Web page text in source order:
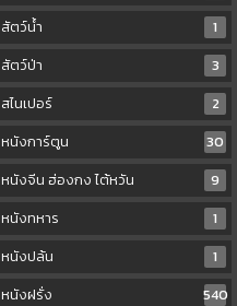
สัตว์น้ำ
1
สัตว์ป่า
3
สไนเปอร์
2
หนังการ์ตูน
30
หนังจีน ฮ่องกง ไต้หวัน
9
หนังทหาร
1
หนังปล้น
1
หนังฝรั่ง
540